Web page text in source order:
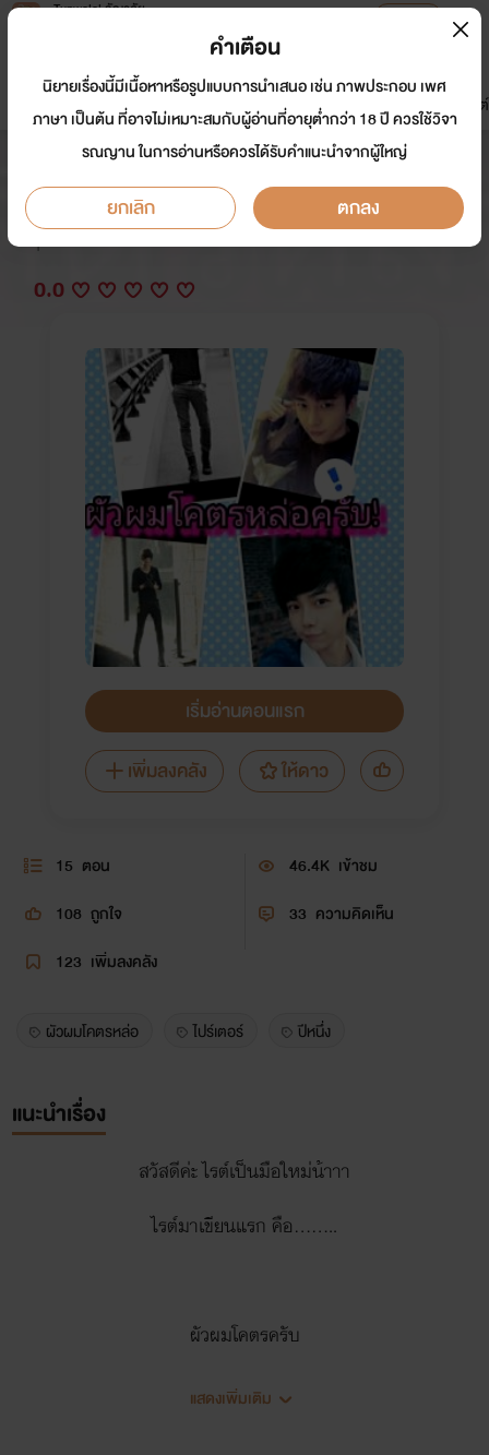
Tunwalai ธัญวลัย
หน้าแรก นิยาย อีบุ๊ก การ์ตูน
มาใหม่
ดรีมแชท ธัญลิสต์
ผัวผมโคตรหล่อครับ!
นักเขียน: yim'Sweet
Y
0.0
เริ่มอ่านตอนแรก
เพิ่มลงคลัง
ให้ดาว
15 ตอน 46.4K เข้าชม
108 ถูกใจ 33 ความคิดเห็น
123 เพิ่มลงคลัง
ผัวผมโคตรหล่อ ไปร์เตอร์ ปีหนึ่ง
แนะนำเรื่อง
สวัสดีค่ะ ไรต์เป็นมือใหม่น้าาา
ไรต์มาเขียนแรก คือ........
ผัวผมโคตรครับ
แสดงเพิ่มเติม
คำเตือน
นิยายเรื่องนี้มีเนื้อหาหรือรูปแบบการนำเสนอ เช่น ภาพประกอบ เพศ
ภาษา เป็นต้น ที่อาจไม่เหมาะสมกับผู้อ่านที่อายุต่ำกว่า 18 ปี ควรใช้วิจา
รณญาน ในการอ่านหรือควรได้รับคำแนะนำจากผู้ใหญ่
ยกเลิก ตกลง